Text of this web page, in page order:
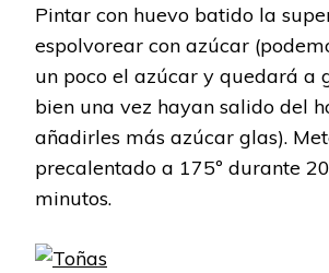
Pintar con huevo batido la
espolvorear con azúcar
un poco el azúcar y quedará a
bien una vez hayan salido del
añadirles más azúcar glas).
precalentado a 175º durante
minutos.